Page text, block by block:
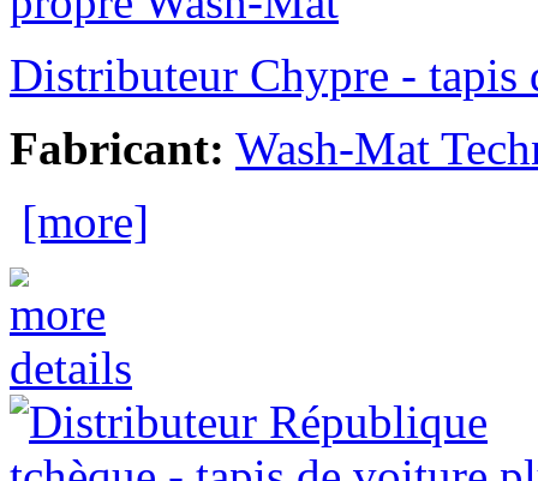
Distributeur Chypre - tapis
Fabricant: Wash-Mat
[more]